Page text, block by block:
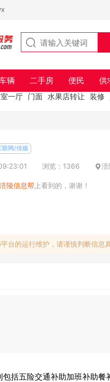
辆 二手房 便民 供
一厅 门面 水果店转让 装修
联网/传媒
浏览：1366 涪
涪陵信息帮 上看到的，谢谢！
台的运行维护，请谨慎判断信息
括五险交通补助加班补助餐